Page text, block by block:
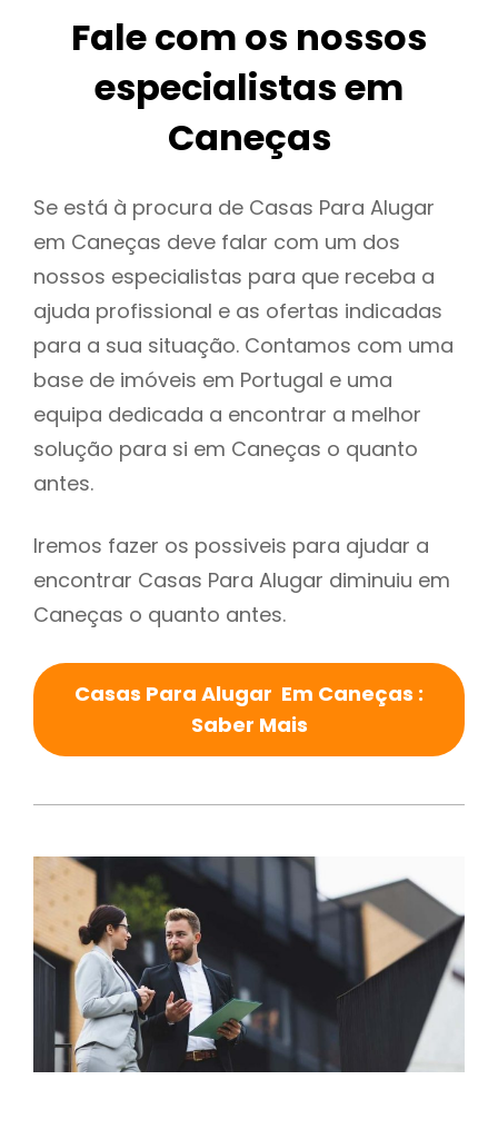
Fale com os nossos
especialistas em
Caneças
Se está à procura de Casas Para Alugar
em Caneças deve falar com um dos
nossos especialistas para que receba a
ajuda profissional e as ofertas indicadas
para a sua situação. Contamos com uma
base de imóveis em Portugal e uma
equipa dedicada a encontrar a melhor
solução para si em Caneças o quanto
antes.
Iremos fazer os possiveis para ajudar a
encontrar Casas Para Alugar diminuiu em
Caneças o quanto antes.
Casas Para Alugar Em Caneças :
Saber Mais